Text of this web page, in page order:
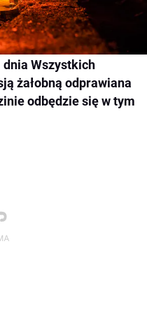
Wszystkich
żałobną odprawiana
odbędzie się w tym